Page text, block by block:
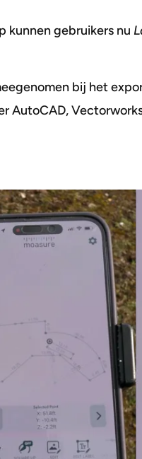
kunnen gebruikers nu
bij het
AutoCAD,